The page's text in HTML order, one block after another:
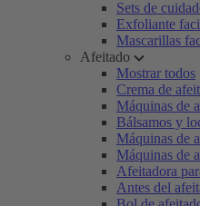
Sets de
Exfoliante
Mascarillas
Afeitado
Mostrar todos
Crema de
Máquinas de
Bálsamos y
Máquinas de
Máquinas de
Afeitadora
Antes del